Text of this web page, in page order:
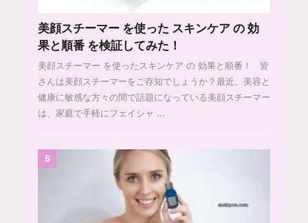
美顔スチーマー を使った スキンケア の 効
果と順番 を検証してみた！
美顔スチーマー を使ったスキンケア の 効果と順番！ 皆
さんは美顔スチーマーをご存知でしょうか？最近、美容と
健康に敏感な方々の間で話題になっている美顔スチーマー
は、家庭で手軽にフェイシャ ...
5